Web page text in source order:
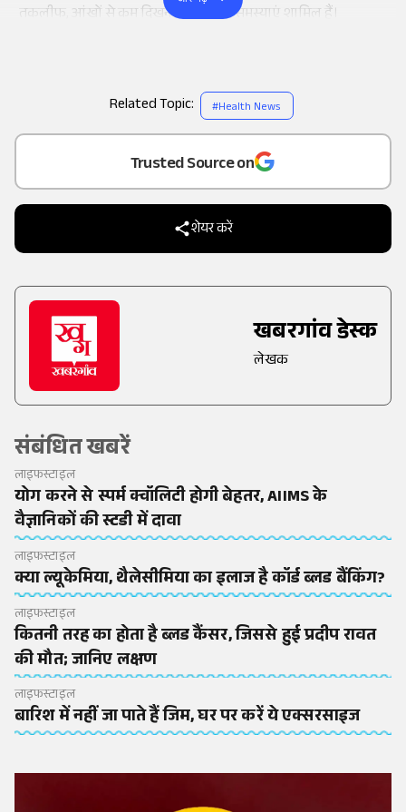
as a
Trusted Source on
शेयर करें
खबरगांव डेस्क
लेखक
संबंधित खबरें
लाइफस्टाइल
योग करने से स्पर्म क्वॉलिटी होगी बेहतर, AIIMS के
वैज्ञानिकों की स्टडी में दावा
लाइफस्टाइल
क्या ल्यूकेमिया, थैलेसीमिया का इलाज है कॉर्ड ब्लड बैंकिंग?
लाइफस्टाइल
कितनी तरह का होता है ब्लड कैंसर, जिससे हुई प्रदीप रावत
की मौत; जानिए लक्षण
लाइफस्टाइल
बारिश में नहीं जा पाते हैं जिम, घर पर करें ये एक्सरसाइज
तकलीफ, आंखों से कम दिखना समेत अन्य समस्याएं शामिल हैं।
Related Topic: #Health News